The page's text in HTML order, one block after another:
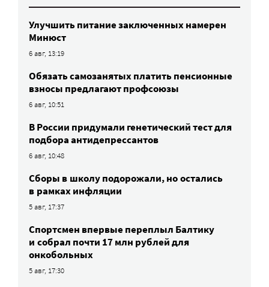
Улучшить питание заключенных намерен
Минюст
6 авг, 13:19
Обязать самозанятых платить пенсионные
взносы предлагают профсоюзы
6 авг, 10:51
В России придумали генетический тест для
подбора антидепрессантов
6 авг, 10:48
Сборы в школу подорожали, но остались
в рамках инфляции
5 авг, 17:37
Спортсмен впервые переплыл Балтику
и собрал почти 17 млн рублей для
онкобольных
5 авг, 17:30